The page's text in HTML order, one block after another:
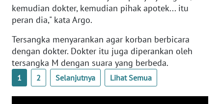
kemudian dokter, kemudian pihak apotek... itu
peran dia," kata Argo.
Tersangka menyarankan agar korban berbicara
dengan dokter. Dokter itu juga diperankan oleh
tersangka M dengan suara yang berbeda.
1 2 Selanjutnya Lihat Semua
WN
JABAR
WN
BANTEN
WN